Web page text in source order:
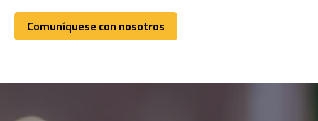
Comuníquese con nosotros
Comuníquese con nosotros